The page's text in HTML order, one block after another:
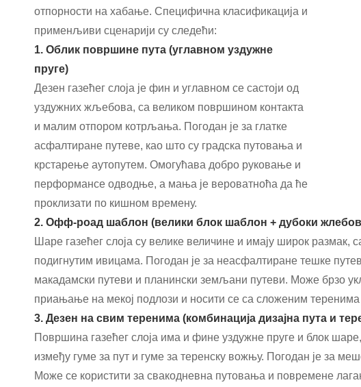
отпорности на хабање. Специфична класификација и
применљиви сценарији су следећи:
1. Облик површине пута (углавном уздужне
пруге)
Дезен газећег слоја је фин и углавном се састоји од
уздужних жљебова, са великом површином контакта
и малим отпором котрљања. Погодан је за глатке
асфалтиране путеве, као што су градска путовања и
крстарење аутопутем. Омогућава добро руковање и
перформансе одводње, а мања је вероватноћа да ће
проклизати по кишном времену.
2. Офф-роад шаблон (велики блок шаблон + дубоки
Шаре газећег слоја су велике величине и имају широк
подигнутим ивицама. Погодан је за неасфалтиране тешке
макадамски путеви и планински земљани путеви. Може брзо
приањање на мекој подлози и носити се са сложеним теренима
3. Дезен на свим теренима (комбинација дизајна пута и
Површина газећег слоја има и фине уздужне пруге и блок
између гуме за пут и гуме за теренску вожњу. Погодан је за
Може се користити за свакодневна путовања и повремене